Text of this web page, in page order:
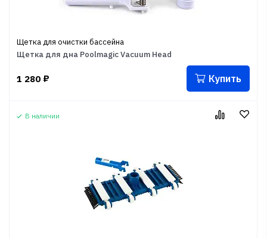
Щетка для очистки бассейна
Щетка для дна Poolmagic Vacuum Head
1 280 ₽ Купить
В наличии